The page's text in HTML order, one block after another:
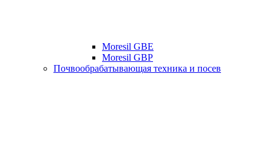
Moresil GBE
Moresil GBP
Почвообрабатывающая техника и посев